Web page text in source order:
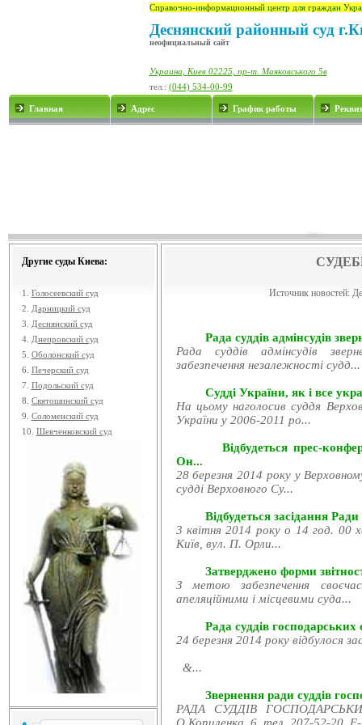
Справочно-информационный центр для граждан
Деснянский районный суд
неофициальный сайт
Украина, Киев 02225, пр-т. Маяковського 5в
тел.: (044) 534-00-99
Главная Адрес График работы
Другие суды Киева:
1. Голосеевский суд
2.
Дарницкий суд
3.
Деснянский суд
4. Днепровский суд
5. Оболонский суд
6. Печерский суд
7. Подольский суд
8. Святошинский суд
9. Соломенский суд
10. Шевченковский суд
Источник новостей:
Рада суддів адмінсудів
Рада суддів адмінсудів
забезпечення незалежності судд...
Судді України, як і все
На цьому наголосив суддя
України у 2006-2011 ро...
Відбудеться прес-
Он...
28 березня 2014 року у
судді Верховного Су...
Відбудеться засідання
3 квітня 2014 року о 14 год. 00
Київ, вул. П. Орли...
Затверджено форми
З метою забезпечення
апеляційними і місцевими суда...
Рада суддів господарських
24 березня 2014 року відбулося
&...
Звернення ради суддів
РАДА СУДДІВ